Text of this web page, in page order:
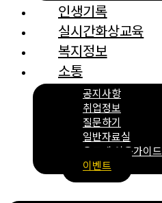
인생기록
실시간화상교육
복지정보
소통
공지사항
취업정보
질문하기
일반자료실
온도계 이용가이드
이벤트